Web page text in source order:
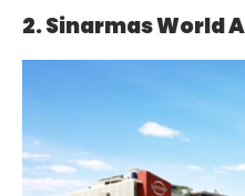
2. Sinarmas World